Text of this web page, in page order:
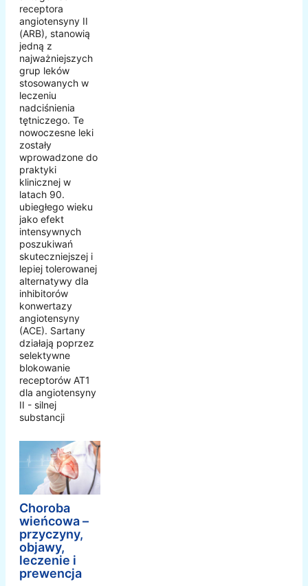
receptora
angiotensyny II
(ARB), stanowią
jedną z
najważniejszych
grup leków
stosowanych w
leczeniu
nadciśnienia
tętniczego. Te
nowoczesne leki
zostały
wprowadzone do
praktyki
klinicznej w
latach 90.
ubiegłego wieku
jako efekt
intensywnych
poszukiwań
skuteczniejszej i
lepiej tolerowanej
alternatywy dla
inhibitorów
konwertazy
angiotensyny
(ACE). Sartany
działają poprzez
selektywne
blokowanie
receptorów AT1
dla angiotensyny
II - silnej
substancji
Choroba
wieńcowa –
przyczyny,
objawy,
leczenie i
prewencja